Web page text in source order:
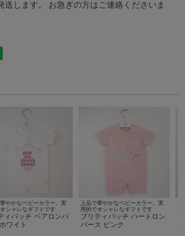
します。 お急ぎの方はご連絡くださいま
華やかなベビーカラー。実
シャレなギフトです
ィパッチ ベアロンパ
ワイト
上品で華やかなベビーカラー。実
用的でオシャレなギフトです
プリティパッチ ハートロン
パース ピンク